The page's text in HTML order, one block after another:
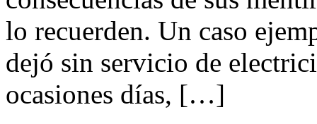
lo recuerden. Un caso
dejó sin servicio de
ocasiones días, […]